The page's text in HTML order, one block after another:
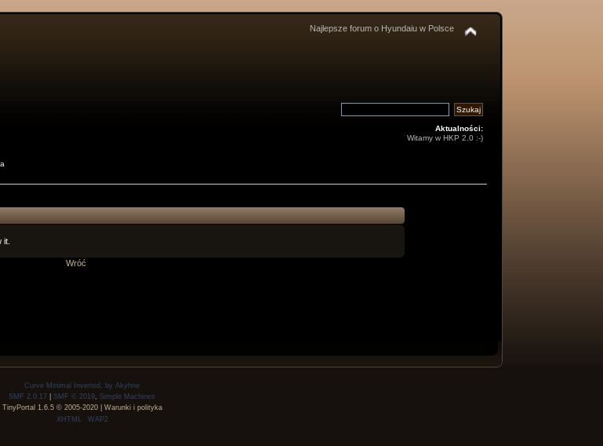
Najlepsze forum o Hyundaiu w Polsce
Aktualności:
Witamy w HKP 2.0 :-)
Wróć
Curve Minimal Inverted, by Akyhne
SMF 2.0.17
SMF © 2019, Simple Machines
TinyPortal 1.6.5© 2005-2020| Warunki i polityka
XHTML
WAP2